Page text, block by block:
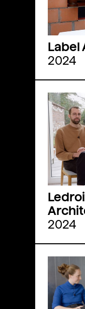
Label
2024
2024